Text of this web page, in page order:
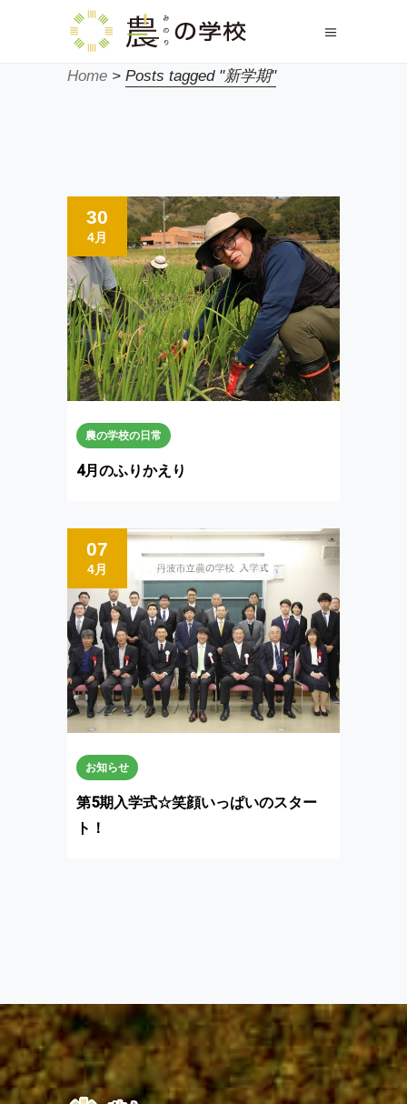
Home > Posts tagged "新学期"
30
4月
農の学校の日常
4月のふりかえり
07
4月
お知らせ
第5期入学式☆笑顔いっぱいのスター
ト！